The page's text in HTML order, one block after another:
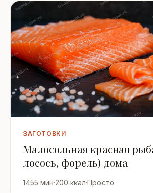
ЗАГОТОВКИ
Малосольная красная
лосось, форель) дома
1455 мин·200 ккал·Просто